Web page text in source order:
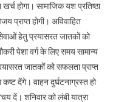
होगा। सामाजिक यश प्रतिष्ठा
प्राप्त होगी। अविवाहित
हेतु प्रयासरत जातकों को
पेशा वर्ग के लिए समय सामान्य
जातकों को सफलता प्राप्त
कष्ट देंगे। वाहन दुर्घटनाग्रस्त हो
दें। शनिवार को लंबी यात्रा